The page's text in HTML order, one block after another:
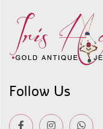
Follow Us